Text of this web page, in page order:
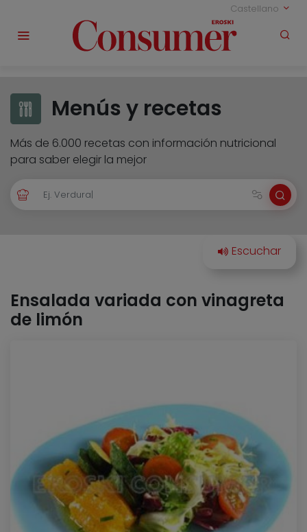
Castellano
Menús y recetas
Más de 6.000 recetas con información nutricional
para saber elegir la mejor
Ensalada variada con vinagreta
de limón